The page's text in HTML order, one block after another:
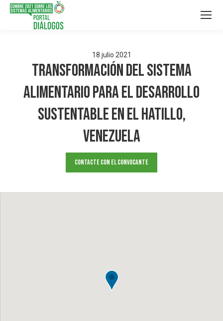
18 julio 2021
Transformación del Sistema
alimentario para el desarrollo
sustentable en El Hatillo,
Venezuela
Contacte con el convocante